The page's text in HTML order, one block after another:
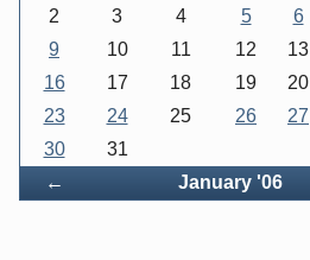
← January '06
2
3 4 5 6
9
10 11 12 13
16
17 18 19 20
23
24 25 26 27
30
31